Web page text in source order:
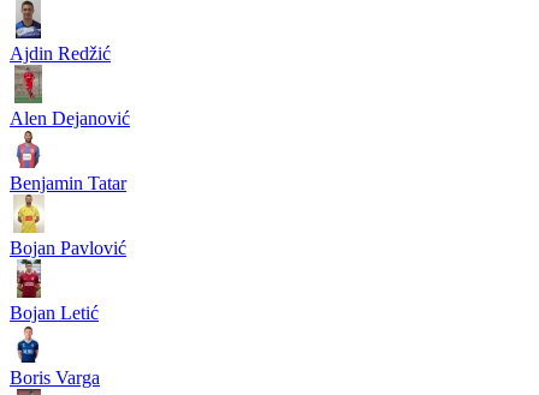
Ajdin Redžić
Alen Dejanović
Benjamin Tatar
Bojan Pavlović
Bojan Letić
Boris Varga